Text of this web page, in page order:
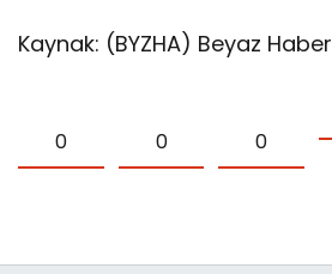
Kaynak: (BYZHA) Beyaz
0 0 0